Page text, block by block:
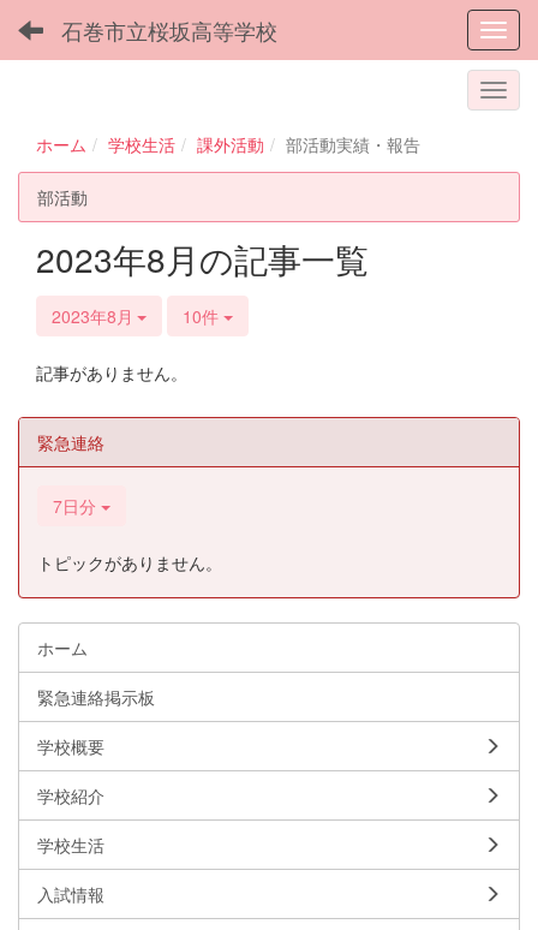
石巻市立桜坂高等学校
ホーム 学校生活 課外活動 部活動実績・報告
部活動
2023年8月の記事一覧
2023年8月 10件
記事がありません。
緊急連絡
7日分
トピックがありません。
ホーム
緊急連絡掲示板
学校概要
学校紹介
学校生活
入試情報